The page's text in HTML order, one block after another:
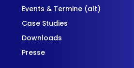
Events & Termine (alt)
Case Studies
Downloads
Presse